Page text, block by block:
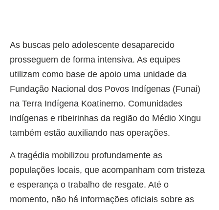
As buscas pelo adolescente desaparecido
prosseguem de forma intensiva. As equipes
utilizam como base de apoio uma unidade da
Fundação Nacional dos Povos Indígenas (Funai)
na Terra Indígena Koatinemo. Comunidades
indígenas e ribeirinhas da região do Médio Xingu
também estão auxiliando nas operações.
A tragédia mobilizou profundamente as
populações locais, que acompanham com tristeza
e esperança o trabalho de resgate. Até o
momento, não há informações oficiais sobre as